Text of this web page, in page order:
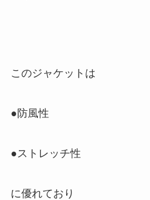
このジャケットは
●防風性
●ストレッチ性
に優れており